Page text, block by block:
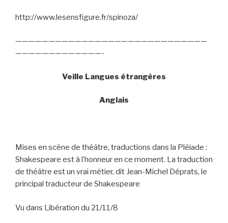
http://www.lesensfigure.fr/spinoza/
—————————————————————————————
—————————————-
Veille Langues étrangères
Anglais
Mises en scène de théâtre, traductions dans la Pléiade :
Shakespeare est à l’honneur en ce moment. La traduction
de théâtre est un vrai métier, dit Jean-Michel Déprats, le
principal traducteur de Shakespeare
Vu dans Libération du 21/11/8